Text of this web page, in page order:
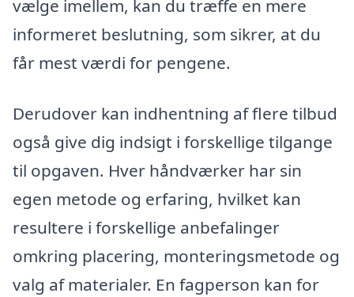
vælge imellem, kan du træffe en mere
informeret beslutning, som sikrer, at du
får mest værdi for pengene.
Derudover kan indhentning af flere tilbud
også give dig indsigt i forskellige tilgange
til opgaven. Hver håndværker har sin
egen metode og erfaring, hvilket kan
resultere i forskellige anbefalinger
omkring placering, monteringsmetode og
valg af materialer. En fagperson kan for